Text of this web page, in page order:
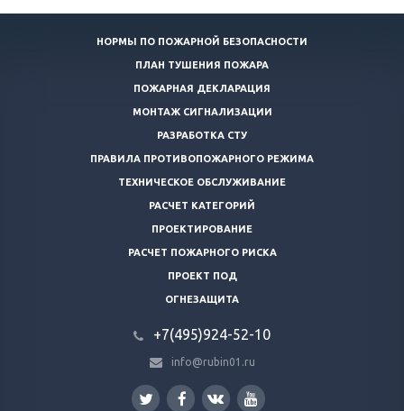
НОРМЫ ПО ПОЖАРНОЙ БЕЗОПАСНОСТИ
ПЛАН ТУШЕНИЯ ПОЖАРА
ПОЖАРНАЯ ДЕКЛАРАЦИЯ
МОНТАЖ СИГНАЛИЗАЦИИ
РАЗРАБОТКА СТУ
ПРАВИЛА ПРОТИВОПОЖАРНОГО РЕЖИМА
ТЕХНИЧЕСКОЕ ОБСЛУЖИВАНИЕ
РАСЧЕТ КАТЕГОРИЙ
ПРОЕКТИРОВАНИЕ
РАСЧЕТ ПОЖАРНОГО РИСКА
ПРОЕКТ ПОД
ОГНЕЗАЩИТА
+7(495)924-52-10
info@rubin01.ru